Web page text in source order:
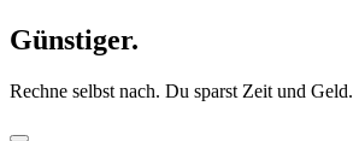
Günstiger.
Rechne selbst nach. Du sparst Zeit und Geld.